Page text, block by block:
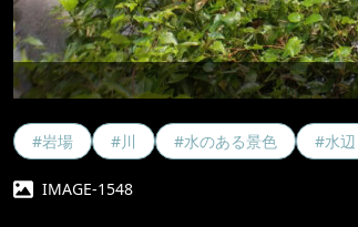
#岩場 #川 #水のある景色 #水辺
IMAGE-1548